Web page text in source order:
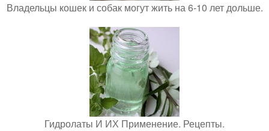
Владельцы кошек и собак могут жить на 6-10 лет дольше.
Гидролаты И ИХ Применение. Рецепты.